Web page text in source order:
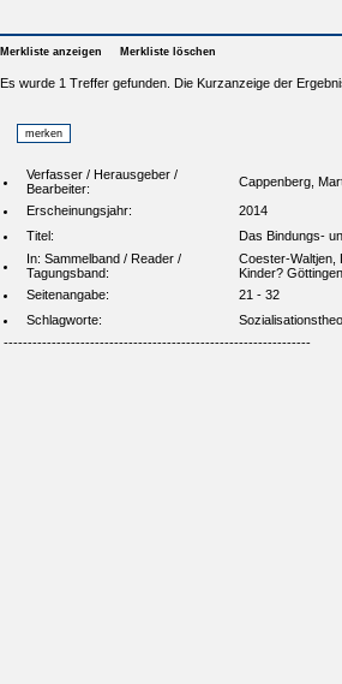
Merkliste anzeigen Merkliste löschen
Es wurde 1 Treffer gefunden. Die Kurzanzeige der
Verfasser / Herausgeber /
Bearbeiter:
Cappenberg,
Erscheinungsjahr:
2014
Titel:
Das Bindungs-
In: Sammelband / Reader /
Tagungsband:
Coester-Waltjen,
Kinder?
Seitenangabe:
21 - 32
Schlagworte:
----------------------------------------------------------------